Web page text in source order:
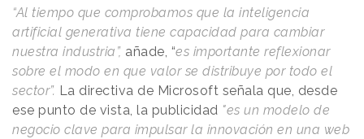
“Al tiempo que comprobamos que la inteligencia
artificial generativa tiene capacidad para cambiar
nuestra industria”, añade, “es importante reflexionar
sobre el modo en que valor se distribuye por todo el
sector”. La directiva de Microsoft señala que, desde
ese punto de vista, la publicidad "es un modelo de
negocio clave para impulsar la innovación en una web